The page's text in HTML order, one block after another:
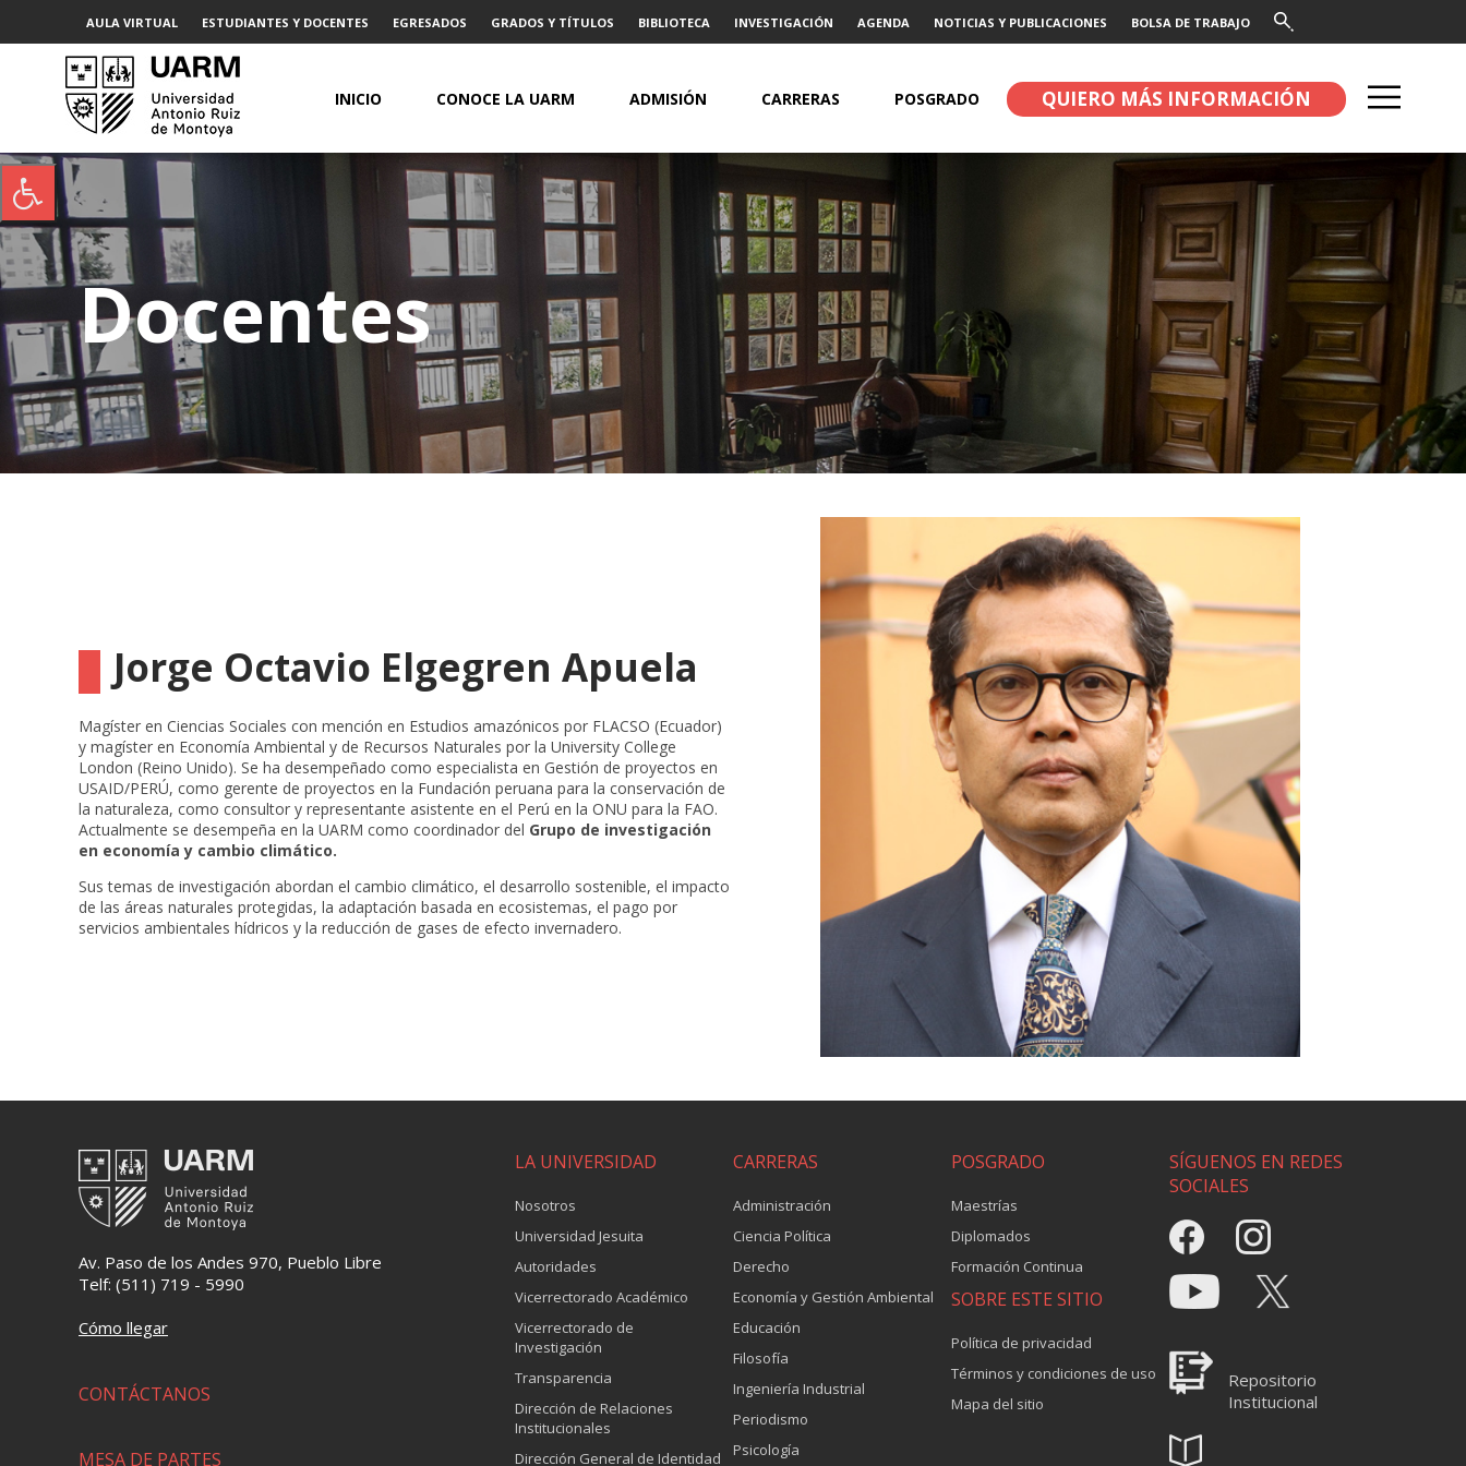
AULA VIRTUAL ESTUDIANTES Y DOCENTES EGRESADOS GRADOS Y TÍTULOS BIBLIOTECA INVESTIGACIÓN AGENDA NOTICIAS Y PUBLICACIONES BOLSA DE TRABAJO
INICIO CONOCE LA UARM ADMISIÓN CARRERAS POSGRADO QUIERO MÁS INFORMACIÓN
Docentes
Jorge Octavio Elgegren Apuela
Magíster en Ciencias Sociales con mención en Estudios amazónicos por FLACSO (Ecuador)
y magíster en Economía Ambiental y de Recursos Naturales por la University College
London (Reino Unido). Se ha desempeñado como especialista en Gestión de proyectos en
USAID/PERÚ, como gerente de proyectos en la Fundación peruana para la conservación de
la naturaleza, como consultor y representante asistente en el Perú en la ONU para la FAO.
Actualmente se desempeña en la UARM como coordinador del Grupo de investigación
en economía y cambio climático.
Sus temas de investigación abordan el cambio climático, el desarrollo sostenible, el impacto
de las áreas naturales protegidas, la adaptación basada en ecosistemas, el pago por
servicios ambientales hídricos y la reducción de gases de efecto invernadero.
Av. Paso de los Andes 970, Pueblo Libre
Telf: (511) 719 - 5990
Cómo llegar
CONTÁCTANOS
MESA DE PARTES
LA UNIVERSIDAD
Nosotros
Universidad Jesuita
Autoridades
Vicerrectorado Académico
Vicerrectorado de
Investigación
Transparencia
Dirección de Relaciones
Institucionales
Dirección General de Identidad
CARRERAS
Administración
Ciencia Política
Derecho
Economía y Gestión Ambiental
Educación
Filosofía
Ingeniería Industrial
Periodismo
Psicología
POSGRADO
Maestrías
Diplomados
Formación Continua
SOBRE ESTE SITIO
Política de privacidad
Términos y condiciones de uso
Mapa del sitio
SÍGUENOS EN REDES
SOCIALES
Repositorio
Institucional